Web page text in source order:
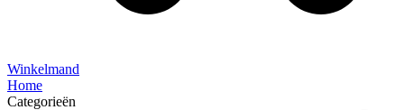
Winkelmand
Home
Categorieën